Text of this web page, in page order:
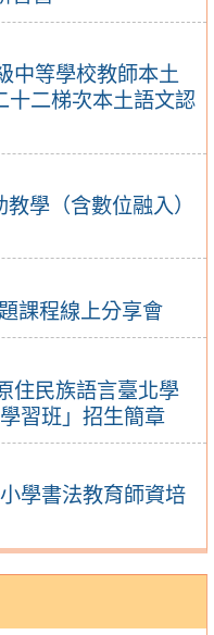
中等學校教師本土
二梯次本土語文認
學（含數位融入）
課程線上分享會
住民族語言臺北學
習班」招生簡章
學書法教育師資培